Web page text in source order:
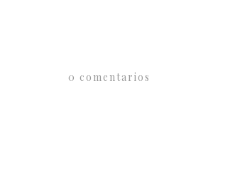
0 comentarios